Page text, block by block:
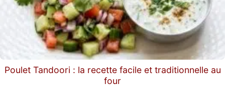
Poulet Tandoori : la recette facile et traditionnelle au
four